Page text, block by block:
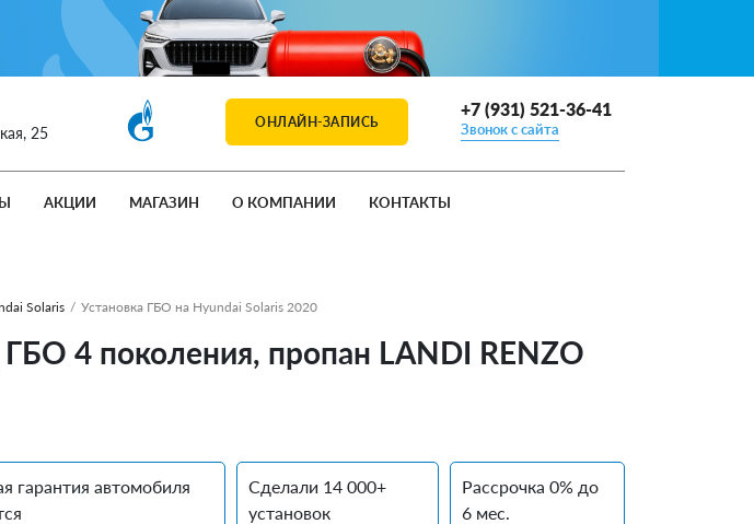
25
ОНЛАЙН-ЗАПИСЬ
+7 (931) 521-36-41
Звонок с сайта
АКЦИИ МАГАЗИН О КОМПАНИИ КОНТАКТЫ
Solaris / Установка ГБО на Hyundai Solaris 2020
4 поколения, пропан LANDI RENZO
гарантия автомобиля
Сделали 14 000+
установок
Рассрочка 0% до
6 мес.